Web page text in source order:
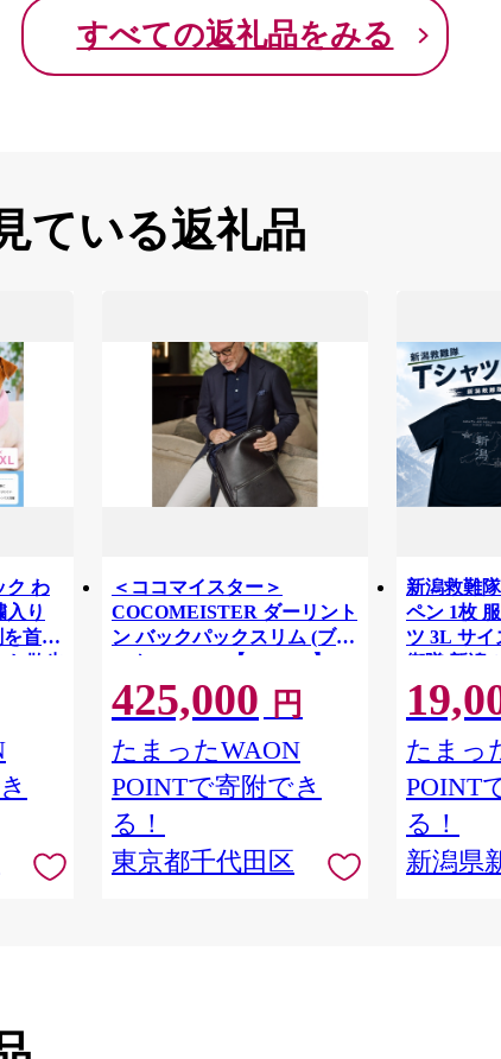
すべての返礼品をみる
ている返礼品
ク わ
入り
を首元
散歩
＜ココマイスター＞
COCOMEISTER ダーリント
ン バックパックスリム (ブラ
ックLIMO.D)【1765245】
425,000 円
たまったWAON
POINTで寄附でき
る！
東京都千代田区
新潟救難
ペン 1枚
ツ 3L サイ
衛隊 新潟
ズ バック
ス メンズ
ント ネイ
救難隊 新
発田市 自
白壁兵舎広報
舎広報史
たまっ
POINT
る！
新潟県